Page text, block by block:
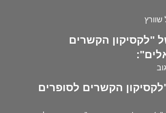
שוורץ
"לקסיקון הקשרים
הקשרים לסופרים